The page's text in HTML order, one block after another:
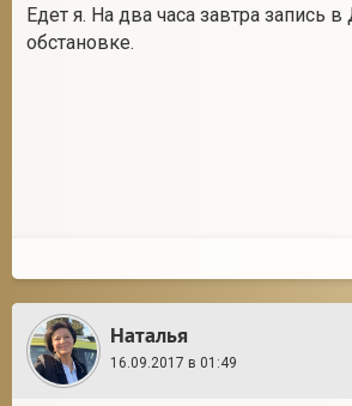
Едет я. На два часа завтра запись
обстановке.
Наталья
16.09.2017 в 01:49